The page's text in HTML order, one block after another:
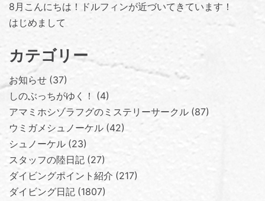
8月こんにちは！ドルフィンが近づいてきています！
はじめまして
カテゴリー
お知らせ 37
しのぶっちがゆく！
4
アマミホシゾラフグのミステリーサークル 87
ウミガメシュノーケル 42
シュノーケル 23
スタッフの陸日記 27
ダイビングポイント紹介 217
ダイビング日記 1807